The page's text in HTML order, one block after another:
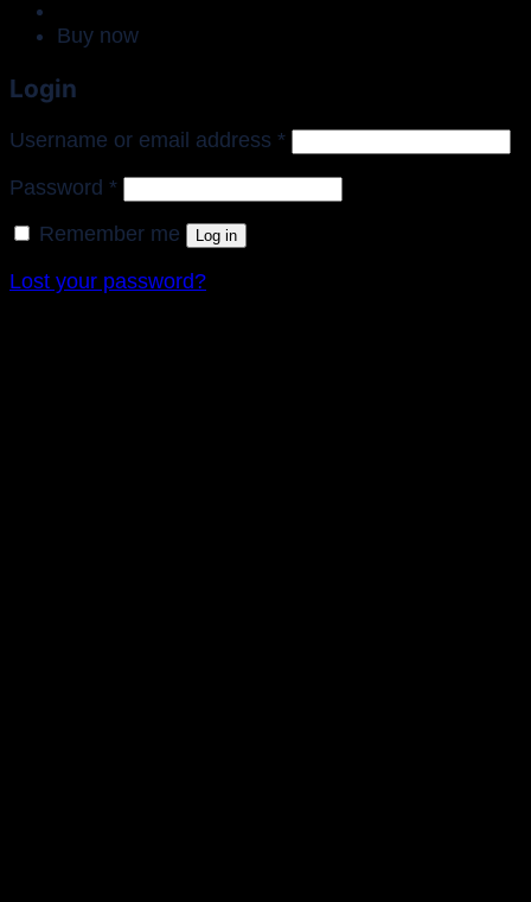
Buy now
Login
Username or email address *Required
Password *Required
Remember me Log in
Lost your password?